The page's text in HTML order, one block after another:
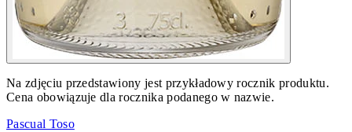
Na zdjęciu przedstawiony jest przykładowy rocznik produktu.
Cena obowiązuje dla rocznika podanego w nazwie.
Pascual Toso